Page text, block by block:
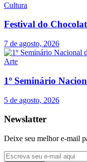
Cultura
Festival do
7 de agosto, 2026
Arte
1º Seminário
5 de agosto, 2026
Newslatter
Deixe seu melhor e-mail